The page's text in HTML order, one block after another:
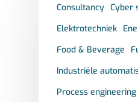
Consultancy Cyber
Elektrotechniek
Food & Beverage
Industriële
Process engineering